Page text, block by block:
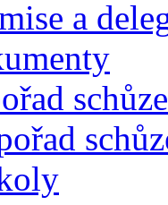
a
schůze